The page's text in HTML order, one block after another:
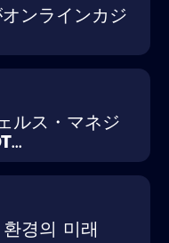
ンラインカジ
ルス・マネジ
경의 미래